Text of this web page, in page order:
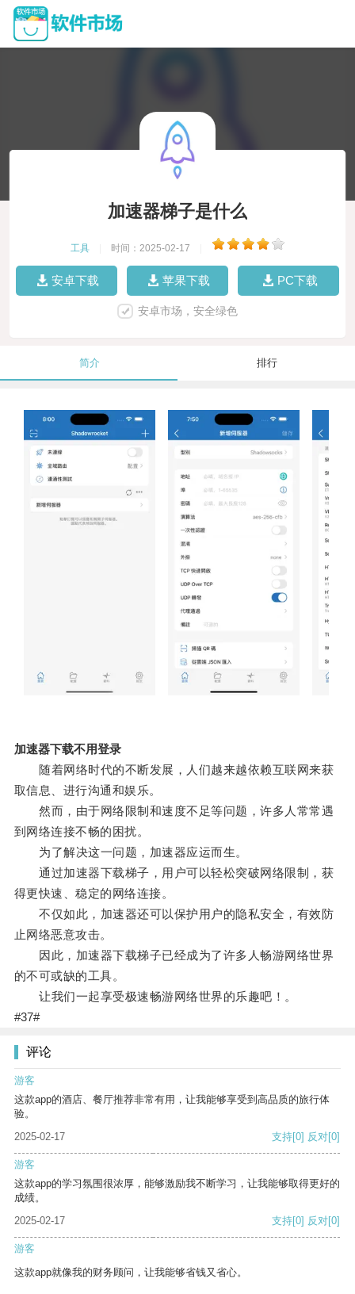
加速器梯子是什么
工具 时间：2025-02-17
安卓下载 苹果下载 PC下载
安卓市场，安全绿色
简介 排行
加速器下载不用登录
随着网络时代的不断发展，人们越来越依赖互联网来获
取信息、进行沟通和娱乐。
然而，由于网络限制和速度不足等问题，许多人常常遇
到网络连接不畅的困扰。
为了解决这一问题，加速器应运而生。
通过加速器下载梯子，用户可以轻松突破网络限制，获
得更快速、稳定的网络连接。
不仅如此，加速器还可以保护用户的隐私安全，有效防
止网络恶意攻击。
因此，加速器下载梯子已经成为了许多人畅游网络世界
的不可或缺的工具。
让我们一起享受极速畅游网络世界的乐趣吧！。
#37#
评论
游客
这款app的酒店、餐厅推荐非常有用，让我能够享受到高品质的旅行体
验。
2025-02-17
支持[0] 反对[0]
游客
这款app的学习氛围很浓厚，能够激励我不断学习，让我能够取得更好的
成绩。
2025-02-17
支持[0] 反对[0]
游客
这款app就像我的财务顾问，让我能够省钱又省心。